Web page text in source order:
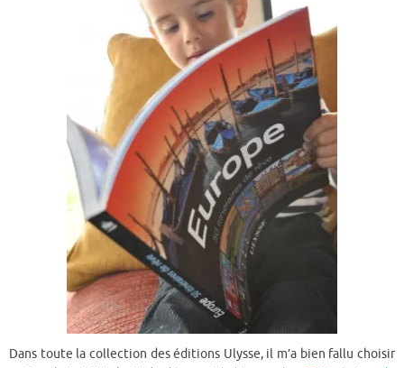
Dans toute la collection des éditions Ulysse, il m’a bien fallu choisir